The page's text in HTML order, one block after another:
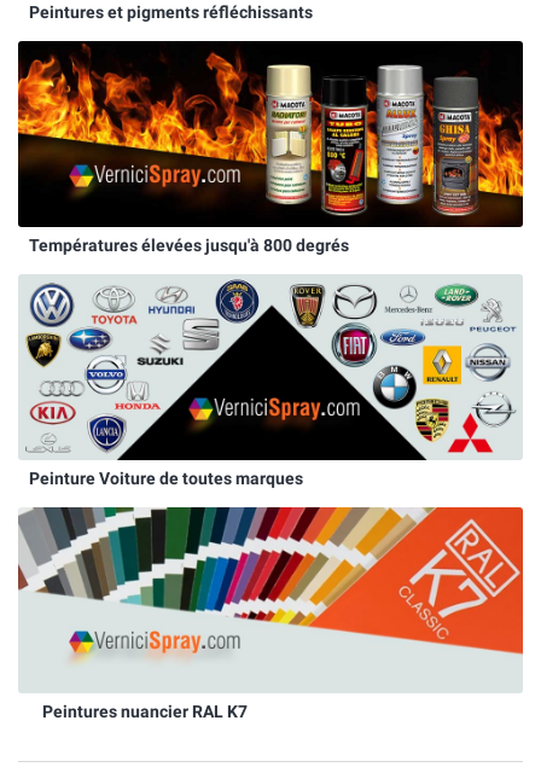
Peintures et pigments réfléchissants
Températures élevées jusqu'à 800 degrés
Peinture Voiture de toutes marques
Peintures nuancier RAL K7